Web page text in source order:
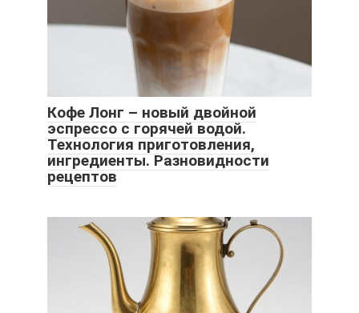
Кофе Лонг – новый двойной
эспрессо с горячей водой.
Технология приготовления,
ингредиенты. Разновидности
рецептов